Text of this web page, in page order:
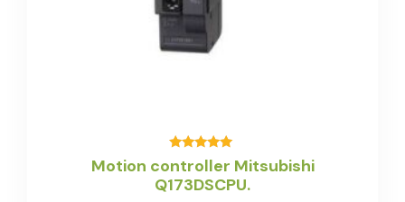
Valorado
con
5.00
de 5
Motion controller Mitsubishi
Q173DSCPU.